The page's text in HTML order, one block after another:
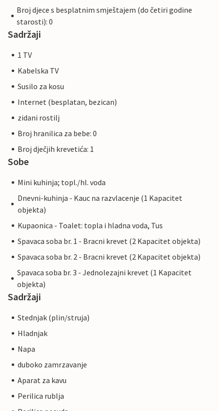
Broj djece s besplatnim smještajem (do četiri godine
starosti): 0
Sadržaji
1 TV
Kabelska TV
Susilo za kosu
Internet (besplatan, bezican)
zidani rostilj
Broj hranilica za bebe: 0
Broj dječjih krevetića: 1
Sobe
Mini kuhinja; topl./hl. voda
Dnevni-kuhinja - Kauc na razvlacenje (1 Kapacitet
objekta)
Kupaonica - Toalet: topla i hladna voda, Tus
Spavaca soba br. 1 - Bracni krevet (2 Kapacitet objekta)
Spavaca soba br. 2 - Bracni krevet (2 Kapacitet objekta)
Spavaca soba br. 3 - Jednolezajni krevet (1 Kapacitet
objekta)
Sadržaji
Stednjak (plin/struja)
Hladnjak
Napa
duboko zamrzavanje
Aparat za kavu
Perilica rublja